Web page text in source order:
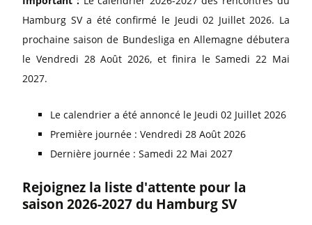
Hamburg SV a été confirmé le Jeudi 02 Juillet 2026. La
prochaine saison de Bundesliga en Allemagne débutera
le Vendredi 28 Août 2026, et finira le Samedi 22 Mai
2027.
Le calendrier a été annoncé le Jeudi 02 Juillet 2026
Première journée : Vendredi 28 Août 2026
Dernière journée : Samedi 22 Mai 2027
Rejoignez la liste d'attente pour la
saison 2026-2027 du Hamburg SV